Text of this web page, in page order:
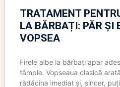
TRATAMENT
LA BĂRBAȚI: PĂR ȘI
VOPSEA
Firele albe la bărbați apar
tâmple. Vopseaua clasică
rădăcina imediat și, sincer,